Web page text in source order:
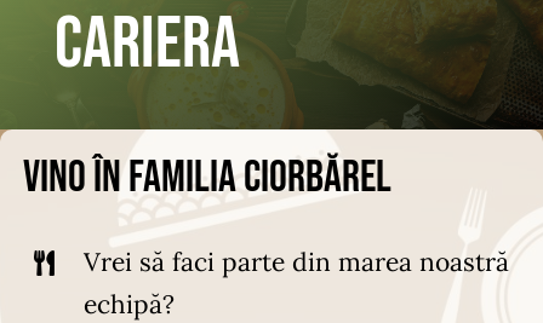
Cariera
Franciză
Cariera
Vino în familia Ciorbărel
Vrei să faci parte din marea noastră
echipă?